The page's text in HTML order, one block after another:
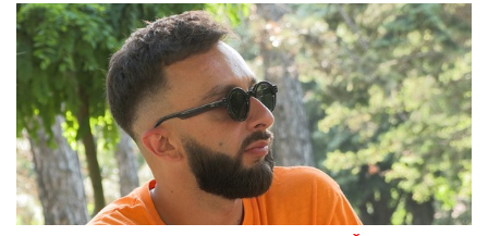
"To je razlog prodaje"